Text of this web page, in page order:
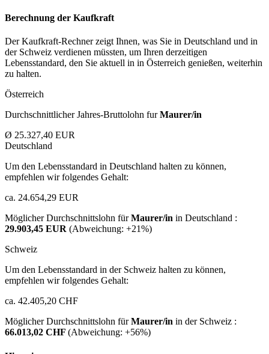
Berechnung der Kaufkraft
Der Kaufkraft-Rechner zeigt Ihnen, was Sie in Deutschland und in
der Schweiz verdienen müssten, um Ihren derzeitigen
Lebensstandard, den Sie aktuell in in Österreich genießen, weiterhin
zu halten.
Österreich
Durchschnittlicher Jahres-Bruttolohn furMaurer/in
Ø 25.327,40 EUR
Deutschland
Um den Lebensstandard in Deutschland halten zu können,
empfehlen wir folgendes Gehalt:
ca. 24.654,29 EUR
Möglicher Durchschnittslohn fürMaurer/in in Deutschland :
29.903,45 EUR (Abweichung: +21%)
Schweiz
Um den Lebensstandard in der Schweiz halten zu können,
empfehlen wir folgendes Gehalt:
ca. 42.405,20 CHF
Möglicher Durchschnittslohn fürMaurer/in in der Schweiz :
66.013,02 CHF (Abweichung: +56%)